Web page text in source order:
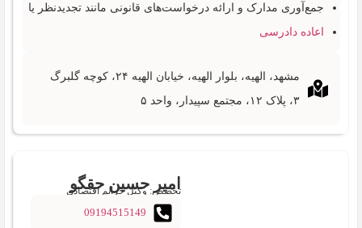
جمع‌آوری مدارک و ارائه درخواست‌های قانونی مانند تجدیدنظر یا
اعاده دادرسی
مشهد، الهیه، بلوار الهیه، خیابان الهیه ۲۴، کوچه گلبرگ
۳، پلاک ۱۲، مجتمع سپیدار، واحد ۵
امیر حسین حقگو
تخصص: وکیل جرایم اقتصادی
09194515149